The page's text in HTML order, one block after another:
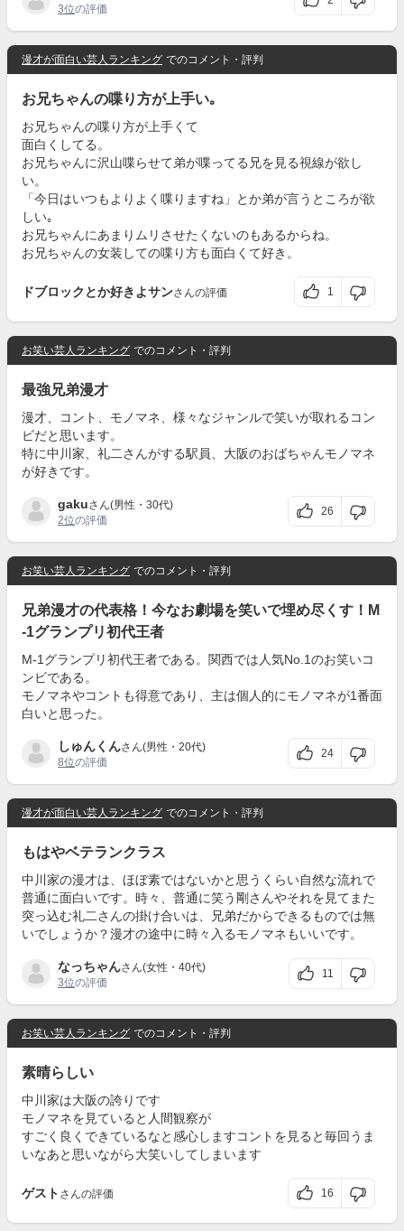
3位の評価
漫才が面白い芸人ランキング でのコメント・評判
お兄ちゃんの喋り方が上手い｡
お兄ちゃんの喋り方が上手くて
面白くしてる。
お兄ちゃんに沢山喋らせて弟が喋ってる兄を見る視線が欲し
い。
「今日はいつもよりよく喋りますね」とか弟が言うところが欲
しい｡
お兄ちゃんにあまりムリさせたくないのもあるからね。
お兄ちゃんの女装しての喋り方も面白くて好き。
ドブロックとか好きよサンさんの評価 1
お笑い芸人ランキング でのコメント・評判
最強兄弟漫才
漫才、コント、モノマネ、様々なジャンルで笑いが取れるコン
ビだと思います。
特に中川家、礼二さんがする駅員、大阪のおばちゃんモノマネ
が好きです。
gakuさん(男性・30代)
2位の評価
26
お笑い芸人ランキング でのコメント・評判
兄弟漫才の代表格！今なお劇場を笑いで埋め尽くす！M
-1グランプリ初代王者
M-1グランプリ初代王者である。関西では人気No.1のお笑いコ
ンビである。
モノマネやコントも得意であり、主は個人的にモノマネが1番面
白いと思った。
しゅんくんさん(男性・20代)
8位の評価
24
漫才が面白い芸人ランキング でのコメント・評判
もはやベテランクラス
中川家の漫才は、ほぼ素ではないかと思うくらい自然な流れで
普通に面白いです。時々、普通に笑う剛さんやそれを見てまた
突っ込む礼二さんの掛け合いは、兄弟だからできるものでは無
いでしょうか？漫才の途中に時々入るモノマネもいいです。
なっちゃんさん(女性・40代)
3位の評価
11
お笑い芸人ランキング でのコメント・評判
素晴らしい
中川家は大阪の誇りです
モノマネを見ていると人間観察が
すごく良くできているなと感心しますコントを見ると毎回うま
いなあと思いながら大笑いしてしまいます
ゲスト さんの評価 16